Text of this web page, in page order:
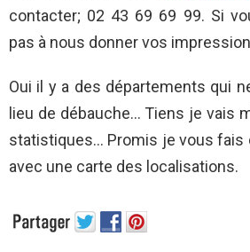
contacter; 02 43 69 69 99. Si
pas à nous donner vos
Oui il y a des départements qui
lieu de débauche… Tiens je vais
statistiques… Promis je vous fais
avec une carte des localisations.